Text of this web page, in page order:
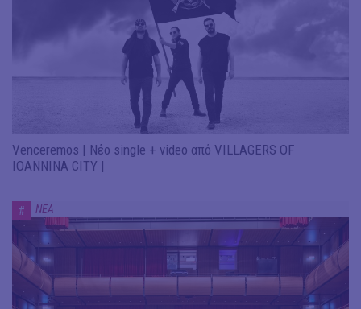
Venceremos | Νέο single + video από VILLAGERS OF
IOANNINA CITY |
# ΝΕΑ